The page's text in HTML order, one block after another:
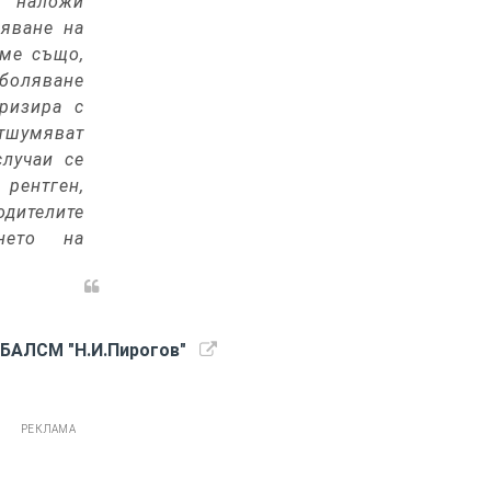
на
също,
с
се
на
"Н.И.Пирогов"
РЕКЛАМА